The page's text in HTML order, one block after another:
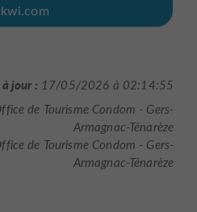
jour : 17/05/2026 à 02:14:55
de Tourisme Condom - Gers-
Armagnac-Ténarèze
de Tourisme Condom - Gers-
Armagnac-Ténarèze